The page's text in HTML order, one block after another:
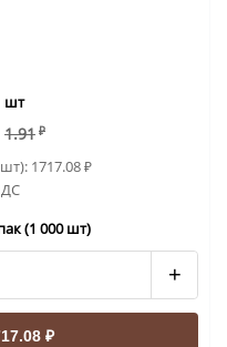
шт
1.91 ₽
1717.08₽
(1 000 шт)
+
₽